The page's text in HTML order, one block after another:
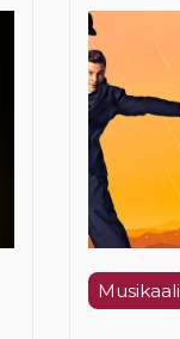
Musikaali